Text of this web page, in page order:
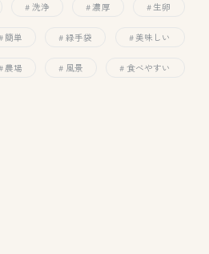
洗浄 濃厚 生卵
簡単 緑手袋 美味しい
農場 風景 食べやすい